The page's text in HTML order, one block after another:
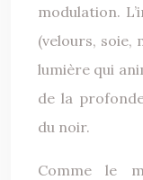
modulation.
(velours, soie,
lumière qui
de la
du noir.
Comme le